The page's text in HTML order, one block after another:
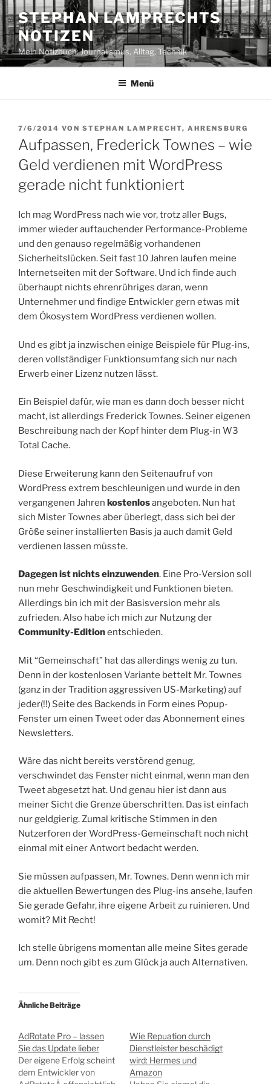
Zum
Inhalt
springen
STEPHAN LAMPRECHTS
NOTIZEN
Mein Notizbuch: Journalismus, Alltag, Technik
Menü
VERÖFFENTLICHT
AM
7/6/2014 VON STEPHAN LAMPRECHT, AHRENSBURG
Aufpassen, Frederick Townes – wie
Geld verdienen mit WordPress
gerade nicht funktioniert
Ich mag WordPress nach wie vor, trotz aller Bugs,
immer wieder auftauchender Performance-Probleme
und den genauso regelmäßig vorhandenen
Sicherheitslücken. Seit fast 10 Jahren laufen meine
Internetseiten mit der Software. Und ich finde auch
überhaupt nichts ehrenrühriges daran, wenn
Unternehmer und findige Entwickler gern etwas mit
dem Ökosystem WordPress verdienen wollen.
Und es gibt ja inzwischen einige Beispiele für Plug-ins,
deren vollständiger Funktionsumfang sich nur nach
Erwerb einer Lizenz nutzen lässt.
Ein Beispiel dafür, wie man es dann doch besser nicht
macht, ist allerdings Frederick Townes. Seiner eigenen
Beschreibung nach der Kopf hinter dem Plug-in W3
Total Cache.
Diese Erweiterung kann den Seitenaufruf von
WordPress extrem beschleunigen und wurde in den
vergangenen Jahren kostenlosangeboten. Nun hat
sich Mister Townes aber überlegt, dass sich bei der
Größe seiner installierten Basis ja auch damit Geld
verdienen lassen müsste.
Dagegen ist nichts einzuwenden. Eine Pro-Version soll
nun mehr Geschwindigkeit und Funktionen bieten.
Allerdings bin ich mit der Basisversion mehr als
zufrieden. Also habe ich mich zur Nutzung der
Community-Editionentschieden.
Mit “Gemeinschaft” hat das allerdings wenig zu tun.
Denn in der kostenlosen Variante bettelt Mr. Townes
(ganz in der Tradition aggressiven US-Marketing) auf
jeder(!!) Seite des Backends in Form eines Popup-
Fenster um einen Tweet oder das Abonnement eines
Newsletters.
Wäre das nicht bereits verstörend genug,
verschwindet das Fenster nicht einmal, wenn man den
Tweet abgesetzt hat. Und genau hier ist dann aus
meiner Sicht die Grenze überschritten. Das ist einfach
nur geldgierig. Zumal kritische Stimmen in den
Nutzerforen der WordPress-Gemeinschaft noch nicht
einmal mit einer Antwort bedacht werden.
Sie müssen aufpassen, Mr. Townes. Denn wenn ich mir
die aktuellen Bewertungen des Plug-ins ansehe, laufen
Sie gerade Gefahr, ihre eigene Arbeit zu ruinieren. Und
womit? Mit Recht!
Ich stelle übrigens momentan alle meine Sites gerade
um. Denn noch gibt es zum Glück ja auch Alternativen.
Ähnliche Beiträge
AdRotate Pro – lassen
Sie das Update lieber
Der eigene Erfolg scheint
dem Entwickler von
Wie Repuation durch
Dienstleister beschädigt
wird: Hermes und
Amazon